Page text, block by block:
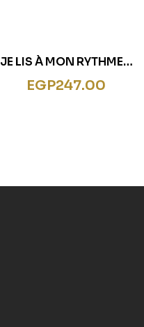
JE LIS À MON RYTHME –
LECTURE CE1 ED. 2019 –
TIKA ET TAO :
EGP247.00